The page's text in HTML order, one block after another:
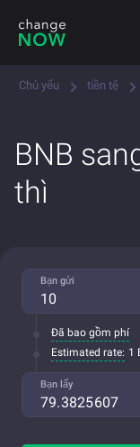
Chủ yếu tiền tệ
BNB
thì
Bạn gửi
Đã bao gồm phí
Estimated rate: 1
Bạn lấy